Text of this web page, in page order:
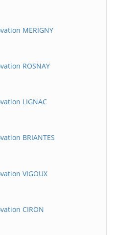
MERIGNY
ROSNAY
LIGNAC
BRIANTES
VIGOUX
CIRON